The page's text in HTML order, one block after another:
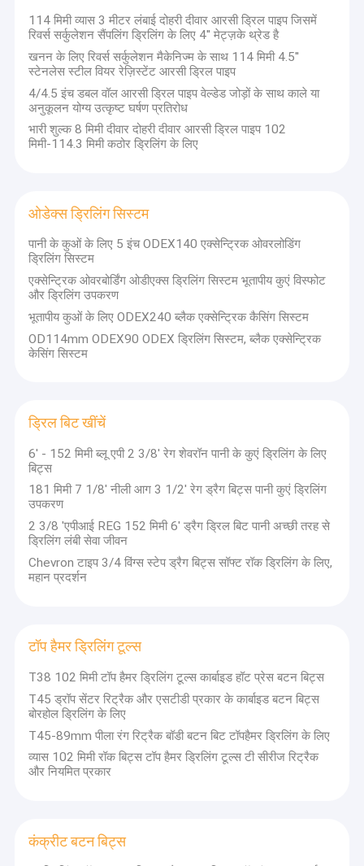
हमारे बारे में
फैक्टरी यात्रा
हमसे संपर्क करें
समाचार
सभी मामलों
डीटीएच ड्रिल पाइप
रिवर्स सर्कुलेशन हथौड़ा
आरसी ड्रिल बिट
सिमेट्रिक्स ओवरबोर्ड ड्रिलिंग सिस्टम
ओडेक्स ड्रिलिंग सिस्टम
ड्रिल बिट खींचें
टॉप हैमर ड्रिलिंग टूल्स
कंक्रीट बटन बिट्स
बटन बिट ग्राइंडर
114 मिमी व्यास 3 मीटर लंबाई दोहरी दीवार आरसी ड्रिल पाइप जिसमें
रिवर्स सर्कुलेशन सैंपलिंग ड्रिलिंग के लिए 4'' मेट्ज़के थ्रेड है
खनन के लिए रिवर्स सर्कुलेशन मैकेनिज्म के साथ 114 मिमी 4.5''
स्टेनलेस स्टील वियर रेज़िस्टेंट आरसी ड्रिल पाइप
4/4.5 इंच डबल वॉल आरसी ड्रिल पाइप वेल्डेड जोड़ों के साथ काले या
अनुकूलन योग्य उत्कृष्ट घर्षण प्रतिरोध
भारी शुल्क 8 मिमी दीवार दोहरी दीवार आरसी ड्रिल पाइप 102
मिमी-114.3 मिमी कठोर ड्रिलिंग के लिए
ओडेक्स ड्रिलिंग सिस्टम
पानी के कुओं के लिए 5 इंच ODEX140 एक्सेन्ट्रिक ओवरलोडिंग
ड्रिलिंग सिस्टम
एक्सेन्ट्रिक ओवरबोर्डिंग ओडीएक्स ड्रिलिंग सिस्टम भूतापीय कुएं विस्फोट
और ड्रिलिंग उपकरण
भूतापीय कुओं के लिए ODEX240 ब्लैक एक्सेन्ट्रिक कैसिंग सिस्टम
OD114mm ODEX90 ODEX ड्रिलिंग सिस्टम, ब्लैक एक्सेन्ट्रिक
केसिंग सिस्टम
ड्रिल बिट खींचें
6' - 152 मिमी ब्लू एपी 2 3/8' रेग शेवरॉन पानी के कुएं ड्रिलिंग के लिए
बिट्स
181 मिमी 7 1/8' नीली आग 3 1/2' रेग ड्रैग बिट्स पानी कुएं ड्रिलिंग
उपकरण
2 3/8 'एपीआई REG 152 मिमी 6' ड्रैग ड्रिल बिट पानी अच्छी तरह से
ड्रिलिंग लंबी सेवा जीवन
Chevron टाइप 3/4 विंग्स स्टेप ड्रैग बिट्स सॉफ्ट रॉक ड्रिलिंग के लिए,
महान प्रदर्शन
टॉप हैमर ड्रिलिंग टूल्स
T38 102 मिमी टॉप हैमर ड्रिलिंग टूल्स कार्बाइड हॉट प्रेस बटन बिट्स
T45 ड्रॉप सेंटर रिट्रैक और एसटीडी प्रकार के कार्बाइड बटन बिट्स
बोरहोल ड्रिलिंग के लिए
T45-89mm पीला रंग रिट्रैक बॉडी बटन बिट टॉपहैमर ड्रिलिंग के लिए
व्यास 102 मिमी रॉक बिट्स टॉप हैमर ड्रिलिंग टूल्स टी सीरीज रिट्रैक
और नियमित प्रकार
कंक्रीट बटन बिट्स
सोल्रोक, 10 से अधिक वर्षों के
अनुभव के साथ, उच्च प्रदर्शन वाले
रॉक ड्रिलिंग टूल्स के अग्रणी
निर्माता और आपूर्तिकर्ताओं में से एक
है, जैसे, डीटीएच हथौड़े और बिट्स,
आरसी हथौड़े और बिट्स,ओडेक्स
खनन, क्वारिंग, जल कुएं ड्रिलिंग
आदि सहित विभिन्न ड्रिलिंग
अनुप्रयोगों में उपयोग किया जाता
है।
हम विनिर्देश प्रदान कर सकते हैंः
डीटीएच हथौड़ों की सीमाः 3"-12"
डीटीएच बिट्स रेंजः 90 मिमी -
600 मिमी
शैंक्स: बीआर श्रृंखला, डीएचडी,
सीओपी, मिशन, मैच; एसडी; क्यूएल;
आरसी
आरसी
बिट्स
कनेक्शन
R28,
R35,
R38,
T45,
ST58,
चेहरा,
ड्रॉप
बटन बिट
टाइप:
नॉर्मल और
बटन